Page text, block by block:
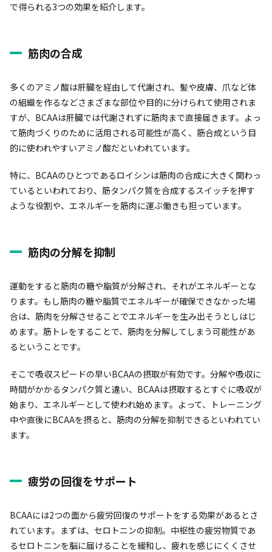
で得られる3つの効果を紹介します。
筋肉の合成
多くのアミノ酸は肝臓を経由して代謝され、髪や皮膚、爪など体
の組織を作るなどさまざまな部位や目的に分けられて使用されま
すが、BCAAは肝臓では代謝されずに筋肉まで直接届きます。よっ
て筋肉づくりのために活用される可能性が高く、筋合成という目
的に使われやすいアミノ酸だといわれています。
特に、BCAAのひとつであるロイシンは筋肉の合成に大きく関わっ
ているといわれており、筋タンパク質を合成するスイッチを押す
ような役割や、エネルギーを筋肉に運ぶ働きも担っています。
筋肉の分解を抑制
運動をすると筋肉の糖や脂質が分解され、それがエネルギーとな
ります。もし筋肉の糖や脂質でエネルギーが確保できなかった場
合は、筋肉を分解させることでエネルギーを生み出そうとしはじ
めます。筋トレをすることで、筋肉を分解してしまう可能性があ
るということです。
そこで吸収スピードの早いBCAAの摂取が有効です。分解や吸収に
時間がかかるタンパク質と違い、BCAAは摂取するとすぐに吸収が
始まり、エネルギーとして使われ始めます。よって、トレーニング
中や直後にBCAAを摂ると、筋肉の分解を抑制できるといわれてい
ます。
疲労の回復をサポート
BCAAには2つの面から疲労回復のサポートをする効果があるとさ
れています。まずは、セロトニンの抑制。中枢性の疲労物質であ
るセロトニンを脳に届けることを緩和し、疲れを感じにくくさせ